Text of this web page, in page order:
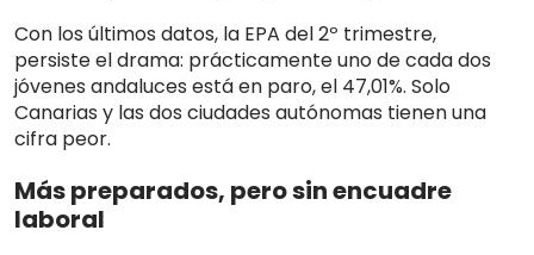
Con los últimos datos, la EPA del 2º trimestre,
persiste el drama: prácticamente uno de cada dos
jóvenes andaluces está en paro, el 47,01%. Solo
Canarias y las dos ciudades autónomas tienen una
cifra peor.
Más preparados, pero sin encuadre
laboral